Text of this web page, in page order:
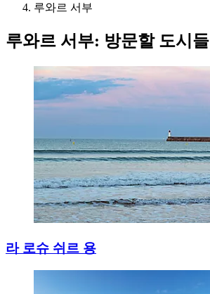
루와르 서부
루와르 서부: 방문할 도시들
라 로슈 쉬르 용